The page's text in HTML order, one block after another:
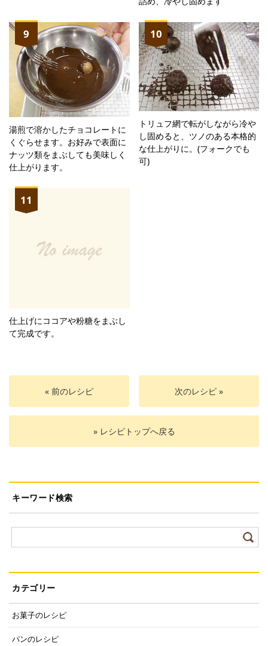
9
湯煎で溶かしたチョコレートに
くぐらせます。お好みで表面に
ナッツ類をまぶしても美味しく
仕上がります。
10
トリュフ網で転がしながら冷や
し固めると、ツノのある本格的
な仕上がりに。(フォークでも
可)
11
仕上げにココアや粉糖をまぶし
て完成です。
« 前のレシピ 次のレシピ »
» レシピトップへ戻る
キーワード検索
カテゴリー
お菓子のレシピ
パンのレシピ